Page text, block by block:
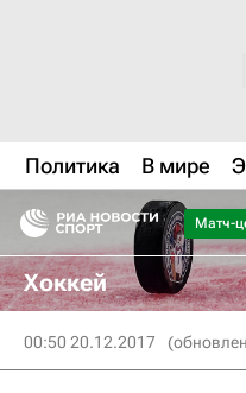
Политика В мире
Матч-
Хоккей
00:50 20.12.2017